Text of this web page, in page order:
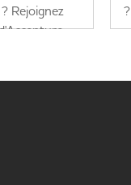
Rejoignez
?